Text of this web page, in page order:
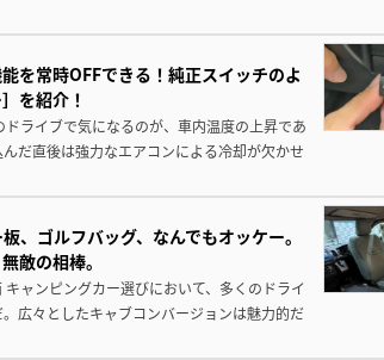
を常時OFFできる！純正スイッチのよ
を紹介！
ライブで気になるのが、車内温度の上昇であ
だ直後は強力なエアコンによる冷却が欠かせ
ゴルフバッグ、なんでもオッケー。
敵の相棒。
ャンピングカー選びにおいて、多くのドライ
広々としたキャブコンバージョンは魅力的だ